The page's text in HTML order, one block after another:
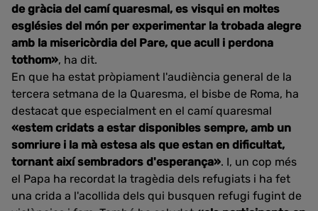
de gràcia del camí quaresmal, es visqui en moltes
esglésies del món per experimentar la trobada alegre
amb la misericòrdia del Pare, que acull i perdona
tothom», ha dit.
En que ha estat pròpiament l'audiència general de la
tercera setmana de la Quaresma, el bisbe de Roma, ha
destacat que especialment en el camí quaresmal
«estem cridats a estar disponibles sempre, amb un
somriure i la mà estesa als que estan en dificultat,
tornant així sembradors d'esperança». I, un cop més
el Papa ha recordat la tragèdia dels refugiats i ha fet
una crida a l'acollida dels qui busquen refugi fugint de